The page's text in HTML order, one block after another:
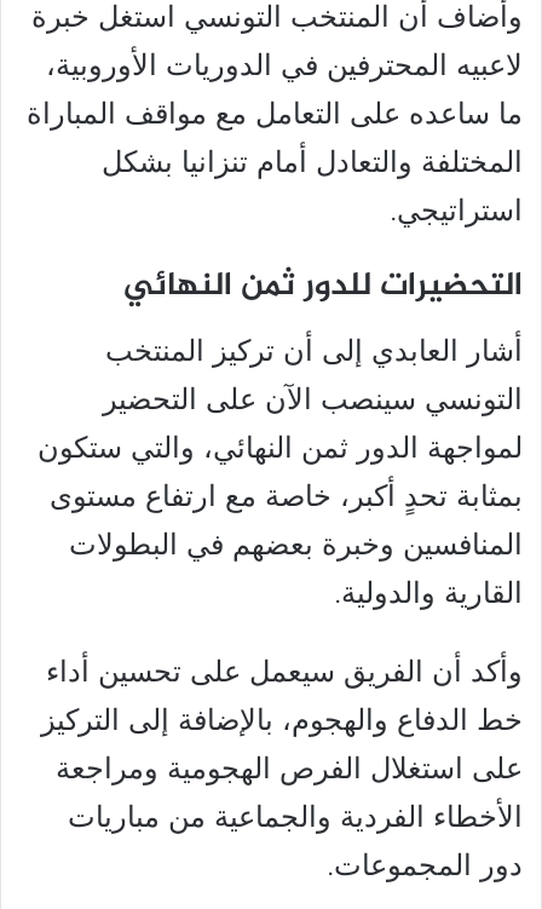
وأضاف أن المنتخب التونسي استغل خبرة
لاعبيه المحترفين في الدوريات الأوروبية،
ما ساعده على التعامل مع مواقف المباراة
المختلفة والتعادل أمام تنزانيا بشكل
استراتيجي.
التحضيرات للدور ثمن النهائي
أشار العابدي إلى أن تركيز المنتخب
التونسي سينصب الآن على التحضير
لمواجهة الدور ثمن النهائي، والتي ستكون
بمثابة تحدٍ أكبر، خاصة مع ارتفاع مستوى
المنافسين وخبرة بعضهم في البطولات
القارية والدولية.
وأكد أن الفريق سيعمل على تحسين أداء
خط الدفاع والهجوم، بالإضافة إلى التركيز
على استغلال الفرص الهجومية ومراجعة
الأخطاء الفردية والجماعية من مباريات
دور المجموعات.